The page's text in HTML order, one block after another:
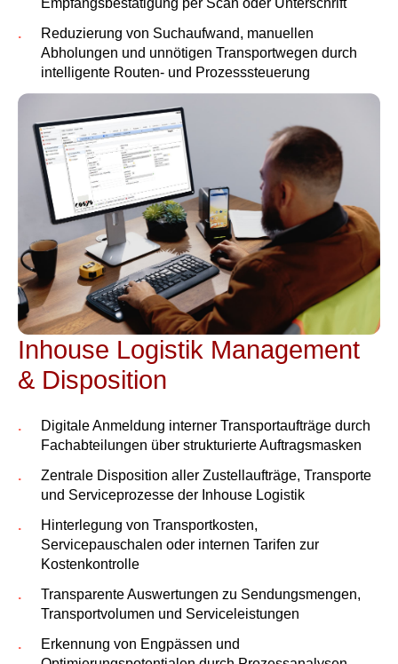
Reduzierung von Suchaufwand, manuellen
Abholungen und unnötigen Transportwegen durch
intelligente Routen- und Prozesssteuerung
Inhouse Logistik Management
& Disposition
Digitale Anmeldung interner Transportaufträge durch
Fachabteilungen über strukturierte Auftragsmasken
Zentrale Disposition aller Zustellaufträge, Transporte
und Serviceprozesse der Inhouse Logistik
Hinterlegung von Transportkosten,
Servicepauschalen oder internen Tarifen zur
Kostenkontrolle
Transparente Auswertungen zu Sendungsmengen,
Transportvolumen und Serviceleistungen
Erkennung von Engpässen und